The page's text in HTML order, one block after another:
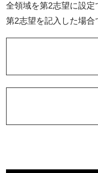
全領域を第2志望に設定
第2志望を記入した場合